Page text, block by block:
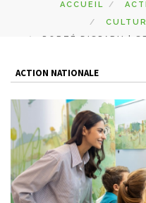
ESPACE PÉDAGOGIQUE
CONTACT
ACCUEIL
PORTÉ DISPARU |
ACTION NATIONALE